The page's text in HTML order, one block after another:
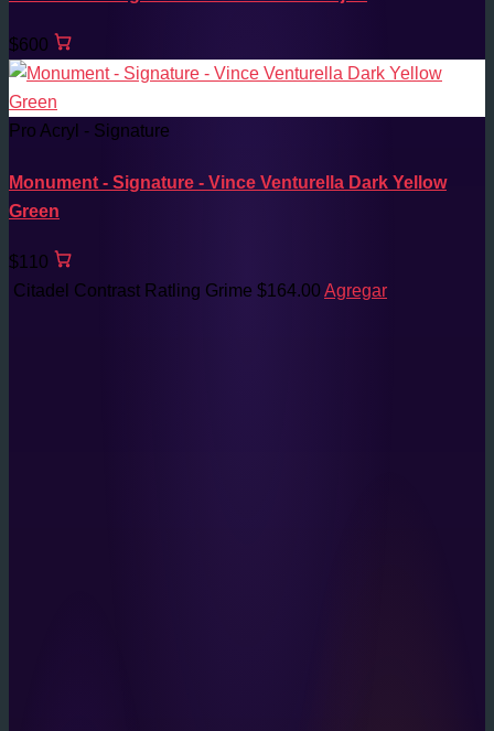
$600
Pro Acryl - Signature
Monument - Signature - Vince Venturella Dark Yellow
Green
$110
Citadel Contrast Ratling Grime $164.00 Agregar